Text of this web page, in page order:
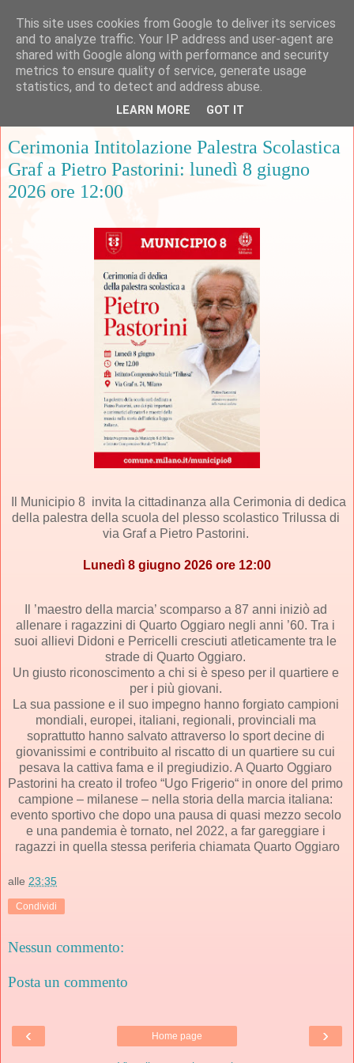
Cerimonia Intitolazione Palestra Scolastica
Graf a Pietro Pastorini: lunedì 8 giugno
2026 ore 12:00
Municipio 8 invita la cittadinanza alla Cerimonia di dedica
della palestra della scuola del plesso scolastico Trilussa di
via Graf a Pietro Pastorini.
Lunedì 8 giugno 2026 ore 12:00
Il ’maestro della marcia’ scomparso a 87 anni iniziò ad
allenare i ragazzini di Quarto Oggiaro negli anni ’60. Tra i
suoi allievi Didoni e Perricelli cresciuti atleticamente tra le
strade di Quarto Oggiaro.
Un giusto riconoscimento a chi si è speso per il quartiere e
per i più giovani.
La sua passione e il suo impegno hanno forgiato campioni
mondiali, europei, italiani, regionali, provinciali ma
soprattutto hanno salvato attraverso lo sport decine di
giovanissimi e contribuito al riscatto di un quartiere su cui
pesava la cattiva fama e il pregiudizio. A Quarto Oggiaro
Pastorini ha creato il trofeo “Ugo Frigerio“ in onore del primo
campione – milanese – nella storia della marcia italiana:
evento sportivo che dopo una pausa di quasi mezzo secolo
e una pandemia è tornato, nel 2022, a far gareggiare i
ragazzi in quella stessa periferia chiamata Quarto Oggiaro
alle 23:35
Condividi
Nessun commento:
Posta un commento
‹ ›
Home page
This site uses cookies from Google to deliver its services
and to analyze traffic. Your IP address and user-agent are
shared with Google along with performance and security
metrics to ensure quality of service, generate usage
statistics, and to detect and address abuse.
LEARN MORE GOT IT